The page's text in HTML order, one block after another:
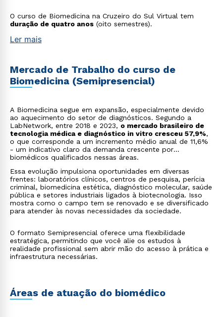
O curso de Biomedicina na Cruzeiro do Sul Virtual tem
duração de quatro anos (oito semestres).
Ler mais
Mercado de Trabalho do curso de
Biomedicina (Semipresencial)
A Biomedicina segue em expansão, especialmente devido
ao aquecimento do setor de diagnósticos. Segundo a
LabNetwork, entre 2018 e 2023, o mercado brasileiro de
tecnologia médica e diagnóstico in vitro cresceu 57,9%,
o que corresponde a um incremento médio anual de 11,6%
- um indicativo claro da demanda crescente por
biomédicos qualificados nessas áreas.
Essa evolução impulsiona oportunidades em diversas
frentes: laboratórios clínicos, centros de pesquisa, perícia
criminal, biomedicina estética, diagnóstico molecular, saúde
pública e setores industriais ligados à biotecnologia. Isso
mostra como o campo tem se renovado e se diversificado
para atender às novas necessidades da sociedade.
O formato Semipresencial oferece uma flexibilidade
estratégica, permitindo que você alie os estudos à
realidade profissional sem abrir mão do acesso à prática e
infraestrutura necessárias.
Áreas de atuação do biomédico